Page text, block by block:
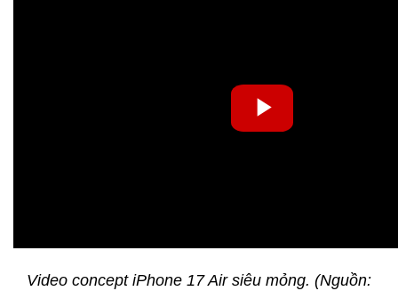
Video concept iPhone 17 Air siêu mỏng. (Nguồn: